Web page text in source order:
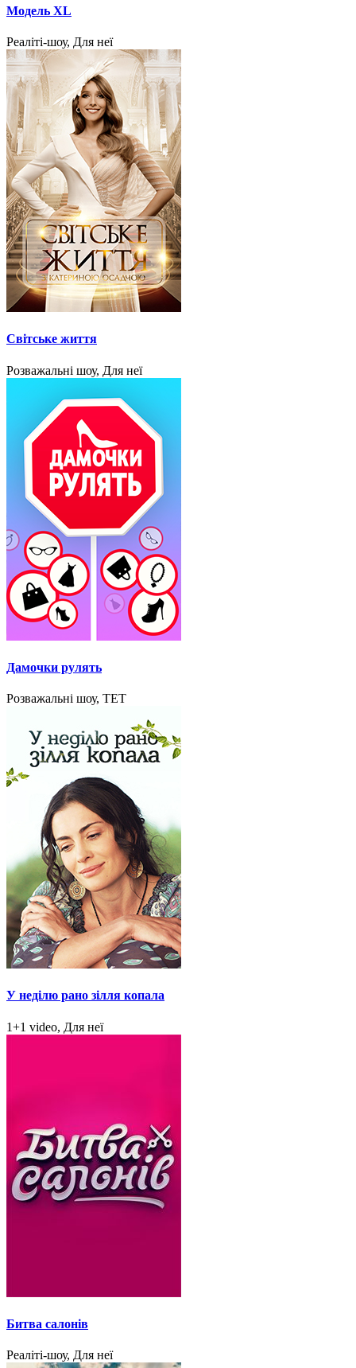
Модель XL
Реаліті-шоу, Для неї
Світське життя
Розважальні шоу, Для неї
Дамочки рулять
Розважальні шоу, ТЕТ
У неділю рано зілля копала
1+1 video, Для неї
Битва салонів
Реаліті-шоу, Для неї